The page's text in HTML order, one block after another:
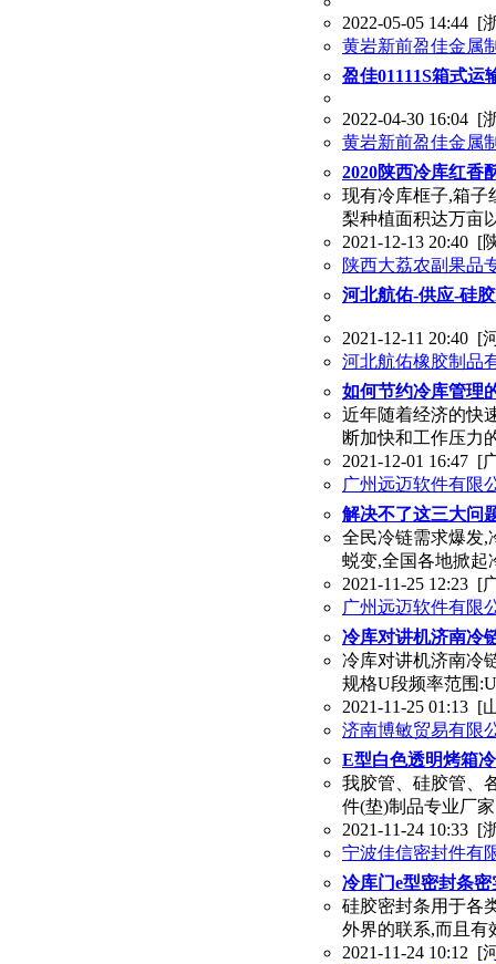
2022-05-05 14:44 [
黄岩新前盈佳金属
盈佳01111S箱式运
2022-04-30 16:04 [
黄岩新前盈佳金属
2020陕西冷库红香
现有冷库框子,箱子
梨种植面积达万亩
2021-12-13 20:40 [
陕西大荔农副果品
河北航佑-供应-硅
2021-12-11 20:40 [
河北航佑橡胶制品
如何节约冷库管理
近年随着经济的快
断加快和工作压力
2021-12-01 16:47 [
广州远迈软件有限
解决不了这三大问
全民冷链需求爆发,
蜕变,全国各地掀起
2021-11-25 12:23 [
广州远迈软件有限
冷库对讲机济南冷
冷库对讲机济南冷
规格U段频率范围
2021-11-25 01:13 [
济南博敏贸易有限
E型白色透明烤箱
我胶管、硅胶管、
件(垫)制品专业厂
2021-11-24 10:33 [
宁波佳信密封件有
冷库门e型密封条
硅胶密封条用于各
外界的联系,而且有
2021-11-24 10:12 [